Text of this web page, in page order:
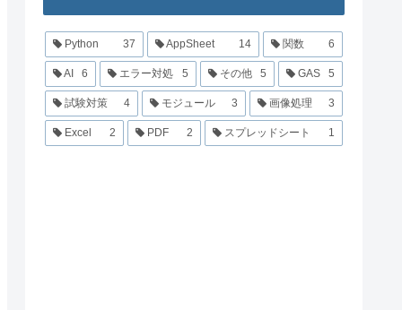
Python 37 AppSheet 14 関数 6
AI 6 エラー対処 5 その他 5 GAS 5
試験対策 4 モジュール 3 画像処理 3
Excel 2 PDF 2 スプレッドシート 1